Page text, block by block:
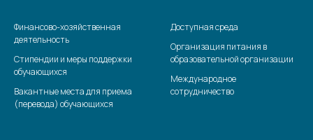
Финансово-хозяйственная
деятельность
Стипендии и меры поддержки
обучающихся
Вакантные места для приема
(перевода) обучающихся
Доступная среда
Организация питания в
образовательной организации
Международное
сотрудничество